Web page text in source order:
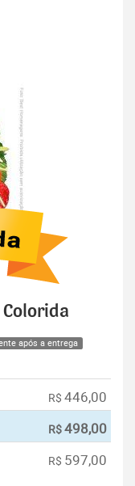
Colorida
após a entrega
R$ 446,00
R$498,00
R$ 597,00